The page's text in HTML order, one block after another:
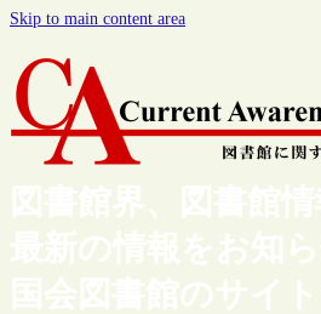
Skip to main content area
図書館界、図書館
最新の情報をお知
国会図書館のサイト